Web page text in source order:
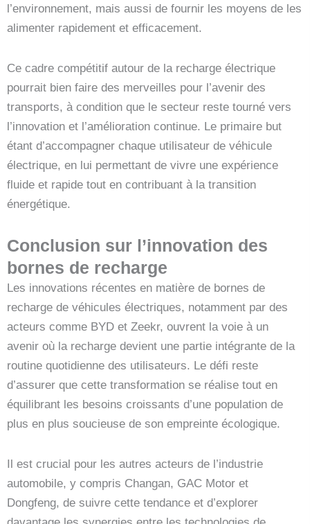
l’environnement, mais aussi de fournir les moyens de les
alimenter rapidement et efficacement.
Ce cadre compétitif autour de la recharge électrique
pourrait bien faire des merveilles pour l’avenir des
transports, à condition que le secteur reste tourné vers
l’innovation et l’amélioration continue. Le primaire but
étant d’accompagner chaque utilisateur de véhicule
électrique, en lui permettant de vivre une expérience
fluide et rapide tout en contribuant à la transition
énergétique.
Conclusion sur l’innovation des
bornes de recharge
Les innovations récentes en matière de bornes de
recharge de véhicules électriques, notamment par des
acteurs comme BYD et Zeekr, ouvrent la voie à un
avenir où la recharge devient une partie intégrante de la
routine quotidienne des utilisateurs. Le défi reste
d’assurer que cette transformation se réalise tout en
équilibrant les besoins croissants d’une population de
plus en plus soucieuse de son empreinte écologique.
Il est crucial pour les autres acteurs de l’industrie
automobile, y compris Changan, GAC Motor et
Dongfeng, de suivre cette tendance et d’explorer